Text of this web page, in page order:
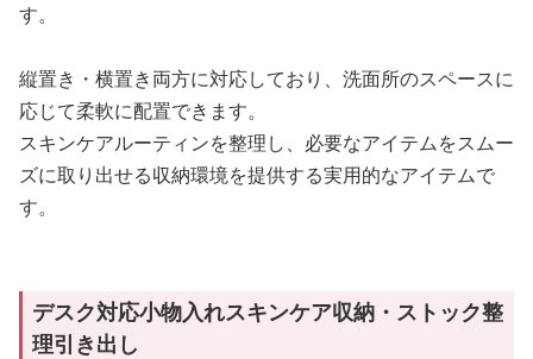
す。
縦置き・横置き両方に対応しており、洗面所のスペースに
応じて柔軟に配置できます。
スキンケアルーティンを整理し、必要なアイテムをスムー
ズに取り出せる収納環境を提供する実用的なアイテムで
す。
デスク対応小物入れスキンケア収納・ストック整
理引き出し